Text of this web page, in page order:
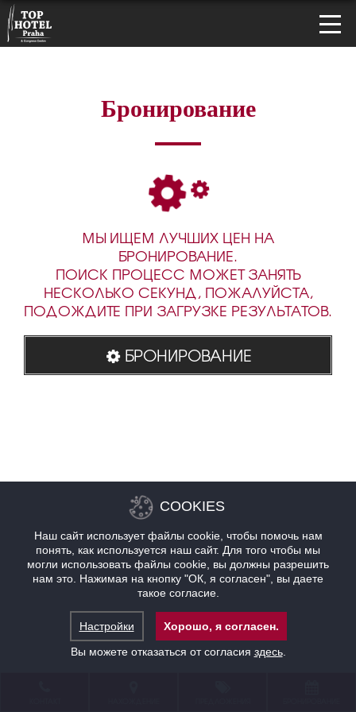
Бронирование
МЫ ИЩЕМ ЛУЧШИХ ЦЕН НА
БРОНИРОВАНИЕ.
ПОИСК ПРОЦЕСС МОЖЕТ ЗАНЯТЬ
НЕСКОЛЬКО СЕКУНД, ПОЖАЛУЙСТА,
ПОДОЖДИТЕ ПРИ ЗАГРУЗКЕ РЕЗУЛЬТАТОВ.
БРОНИРОВАНИЕ
COOKIES
Наш сайт использует файлы cookie, чтобы помочь нам
понять, как используется наш сайт. Для того чтобы мы
могли использовать файлы cookie, вы должны разрешить
нам это. Нажимая на кнопку "ОК, я согласен", вы даете
такое согласие.
Настройки
Хорошо, я согласен.
Вы можете отказаться от согласия здесь.